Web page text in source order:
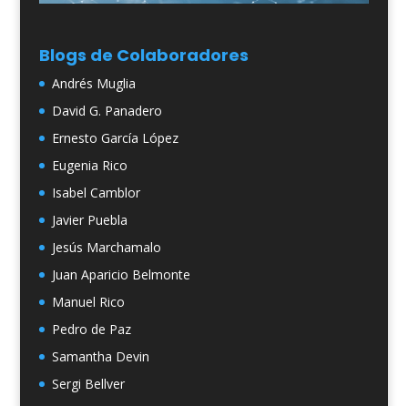
Blogs de Colaboradores
Andrés Muglia
David G. Panadero
Ernesto García López
Eugenia Rico
Isabel Camblor
Javier Puebla
Jesús Marchamalo
Juan Aparicio Belmonte
Manuel Rico
Pedro de Paz
Samantha Devin
Sergi Bellver